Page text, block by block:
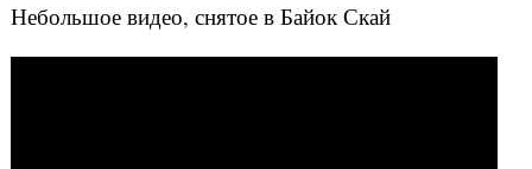
Небольшое видео, снятое в Байок Скай